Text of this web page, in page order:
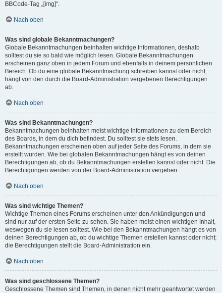
BBCode-Tag „[img]“.
Nach oben
Was sind globale Bekanntmachungen?
Globale Bekanntmachungen beinhalten wichtige Informationen, deshalb
solltest du sie so bald wie möglich lesen. Globale Bekanntmachungen
erscheinen ganz oben in jedem Forum und ebenfalls in deinem persönlichen
Bereich. Ob du eine globale Bekanntmachung schreiben kannst oder nicht,
hängt von den durch die Board-Administration vergebenen Berechtigungen
ab.
Nach oben
Was sind Bekanntmachungen?
Bekanntmachungen beinhalten meist wichtige Informationen zu dem Bereich
des Boards, in dem du dich befindest. Du solltest sie stets lesen.
Bekanntmachungen erscheinen oben auf jeder Seite des Forums, in dem sie
erstellt wurden. Wie bei globalen Bekanntmachungen hängt es von deinen
Berechtigungen ab, ob du Bekanntmachungen erstellen kannst oder nicht. Die
Berechtigungen werden von der Board-Administration vergeben.
Nach oben
Was sind wichtige Themen?
Wichtige Themen eines Forums erscheinen unter den Ankündigungen und
sind nur auf der ersten Seite zu sehen. Sie haben meist einen wichtigen Inhalt,
weswegen du sie lesen solltest. Wie bei den Bekanntmachungen hängt es von
deinen Berechtigungen ab, ob du wichtige Themen erstellen kannst oder nicht;
die Berechtigungen stellt die Board-Administration ein.
Nach oben
Was sind geschlossene Themen?
Geschlossene Themen sind Themen, in denen nicht mehr geantwortet werden